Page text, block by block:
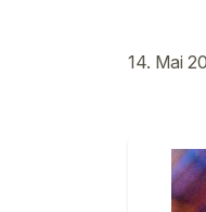
14. Mai